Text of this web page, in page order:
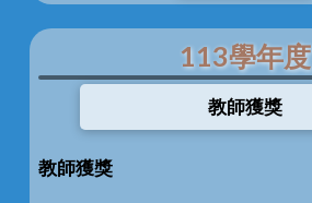
113學年度
教師獲獎
教師獲獎